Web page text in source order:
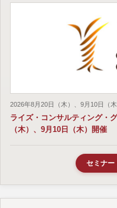
2026年8月20日（木）、9月10日（
ライズ・コンサルティング・
（木）、9月10日（木）開催
セミナー